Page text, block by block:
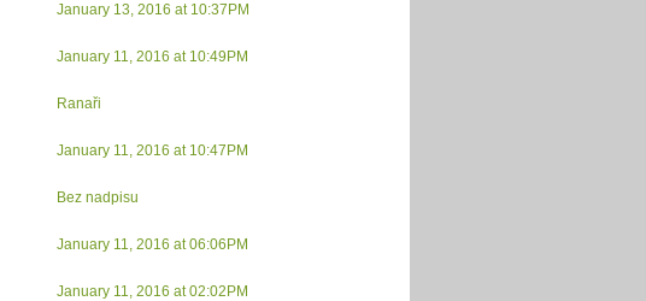
January 13, 2016 at 10:37PM
January 11, 2016 at 10:49PM
Ranaři
January 11, 2016 at 10:47PM
Bez nadpisu
January 11, 2016 at 06:06PM
January 11, 2016 at 02:02PM